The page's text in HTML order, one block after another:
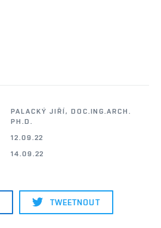
PALACKÝ JIŘÍ, DOC.ING.ARCH.
PH.D.
12.09.22
14.09.22
TWEETNOUT